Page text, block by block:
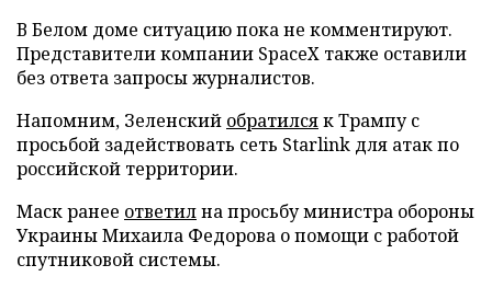
В Белом доме ситуацию пока не комментируют.
Представители компании SpaceX также оставили
без ответа запросы журналистов.
Напомним, Зеленский обратилсяк Трампу с
просьбой задействовать сеть Starlink для атак по
российской территории.
Маск ранее ответилна просьбу министра обороны
Украины Михаила Федорова о помощи с работой
спутниковой системы.